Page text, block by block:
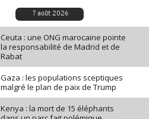
7 août 2026
Ceuta : une ONG marocaine pointe
la responsabilité de Madrid et de
Rabat
Gaza : les populations sceptiques
malgré le plan de paix de Trump
Kenya : la mort de 15 éléphants